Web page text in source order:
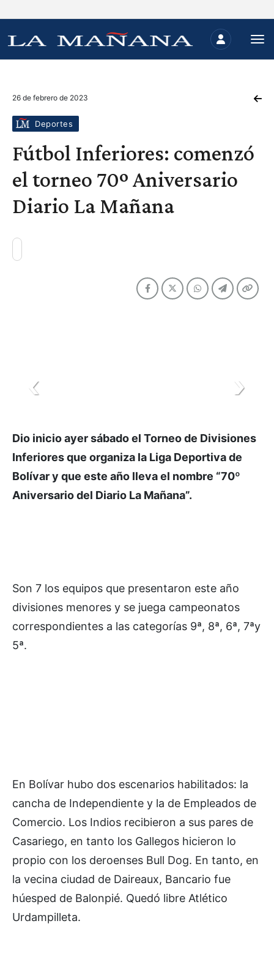
26 de febrero de 2023
Deportes
Fútbol Inferiores: comenzó
el torneo 70º Aniversario
Diario La Mañana
Dio inicio ayer sábado el Torneo de Divisiones
Inferiores que organiza la Liga Deportiva de
Bolívar y que este año lleva el nombre “70º
Aniversario del Diario La Mañana”.
Son 7 los equipos que presentaron este año
divisiones menores y se juega campeonatos
correspondientes a las categorías 9ª, 8ª, 6ª, 7ªy
5ª.
En Bolívar hubo dos escenarios habilitados: la
cancha de Independiente y la de Empleados de
Comercio. Los Indios recibieron a sus pares de
Casariego, en tanto los Gallegos hicieron lo
propio con los deroenses Bull Dog. En tanto, en
la vecina ciudad de Daireaux, Bancario fue
húesped de Balonpié. Quedó libre Atlético
Urdampilleta.